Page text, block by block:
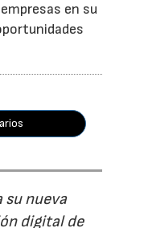
en su
su nueva
digital de